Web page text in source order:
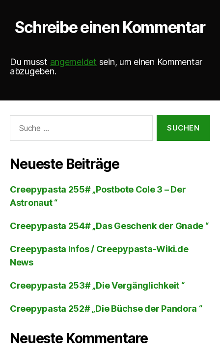
Schreibe einen Kommentar
Du musst angemeldet sein, um einen Kommentar
abzugeben.
nach:
Neueste Beiträge
Creepypasta 255# „Postbote Cole 3 – Der
Astronaut “
Creepypasta 254# „Das Geschenk der Gnade “
Creepypasta Infos / Creepypasta-Wiki.de
News
Creepypasta 253# „Die Vergänglichkeit “
Creepypasta 252# „Die Büchse der Pandora “
Neueste Kommentare